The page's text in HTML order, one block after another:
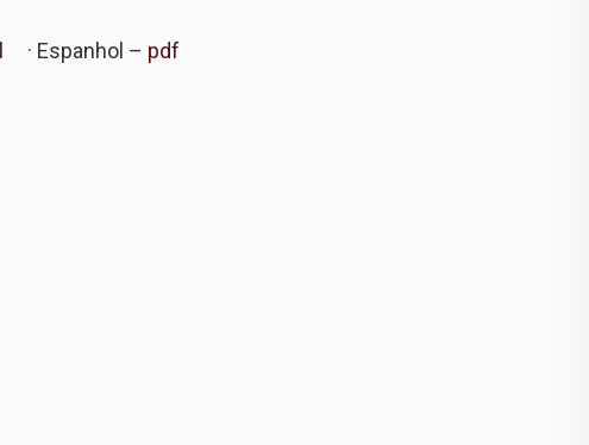
· Espanhol – pdf